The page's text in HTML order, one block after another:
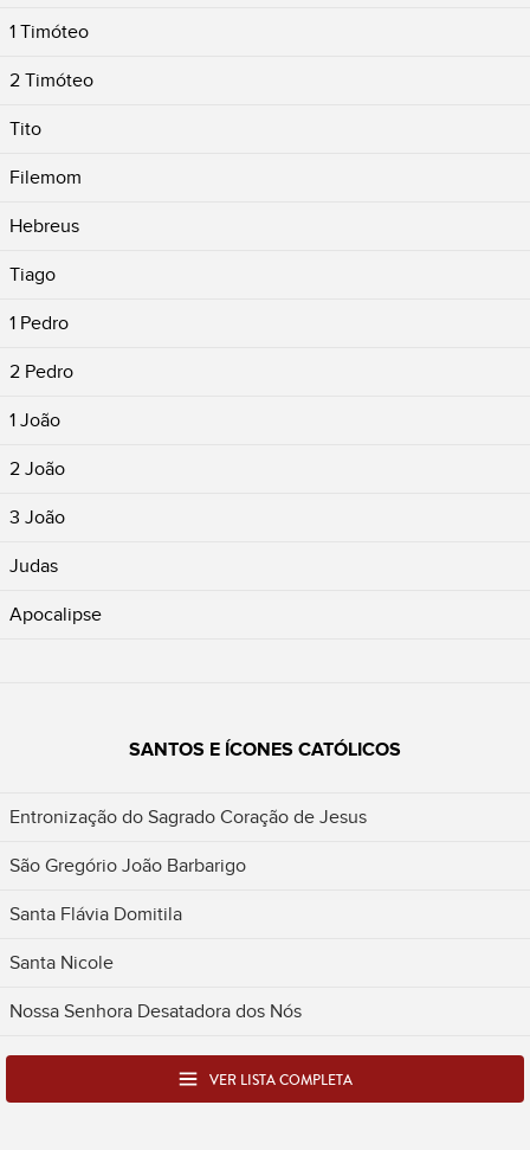
1 Timóteo
2 Timóteo
Tito
Filemom
Hebreus
Tiago
1 Pedro
2 Pedro
1 João
2 João
3 João
Judas
Apocalipse
SANTOS E ÍCONES CATÓLICOS
Entronização do Sagrado Coração de Jesus
São Gregório João Barbarigo
Santa Flávia Domitila
Santa Nicole
Nossa Senhora Desatadora dos Nós
VER LISTA COMPLETA